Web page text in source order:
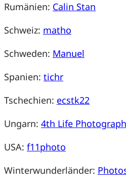
Rumänien: Calin Stan
Schweiz: matho
Schweden: Manuel
Spanien: tichr
Tschechien: ecstk22
Ungarn: 4th Life
USA: f11photo
Winterwunderländer: